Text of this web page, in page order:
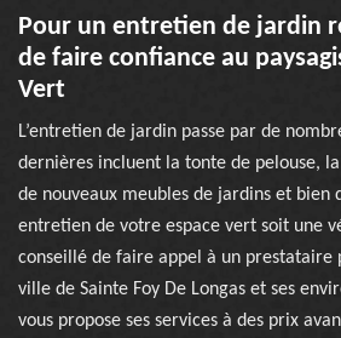
Pour un entretien de jardin
de faire confiance au
Vert
L’entretien de jardin passe par de
dernières incluent la tonte de pelouse,
de nouveaux meubles de jardins et bien
entretien de votre espace vert soit une
conseillé de faire appel à un prestataire
ville de Sainte Foy De Longas et ses
vous propose ses services à des prix